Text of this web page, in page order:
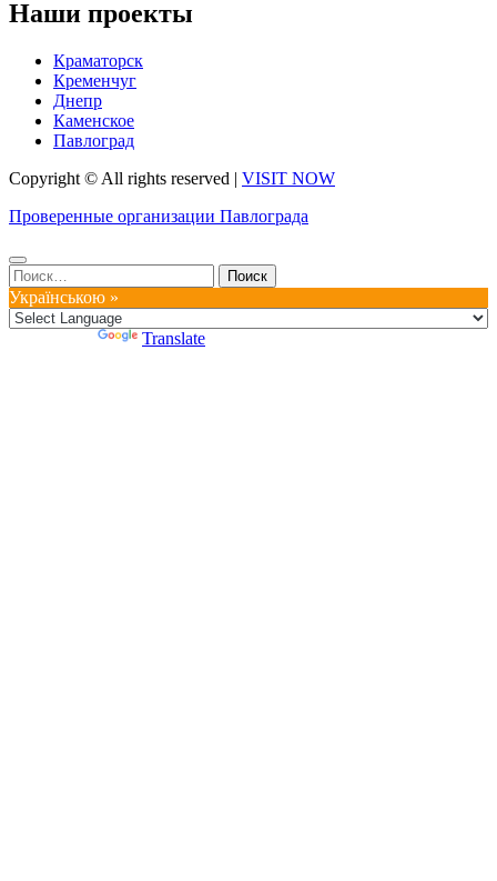
Наши проекты
Краматорск
Кременчуг
Днепр
Каменское
Павлоград
Copyright © All rights reserved | VISIT NOW
Проверенные организации Павлограда
Найти:
Українською »
Translate